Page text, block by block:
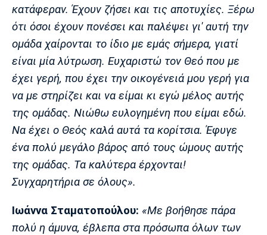
Πόρτο Μπενφίκα
κατάφεραν. Έχουν ζήσει και τις αποτυχίες. Ξέρω
ότι όσοι έχουν πονέσει και παλέψει γι' αυτή την
ομάδα χαίρονται το ίδιο με εμάς σήμερα, γιατί
είναι μία λύτρωση. Ευχαριστώ τον Θεό που με
έχει γερή, που έχει την οικογένειά μου γερή για
να με στηρίζει και να είμαι κι εγώ μέλος αυτής
της ομάδας. Νιώθω ευλογημένη που είμαι εδώ.
Να έχει ο Θεός καλά αυτά τα κορίτσια. Έφυγε
ένα πολύ μεγάλο βάρος από τους ώμους αυτής
της ομάδας. Τα καλύτερα έρχονται!
Συγχαρητήρια σε όλους».
Ιωάννα Σταματοπούλου: «Με βοήθησε πάρα
πολύ η άμυνα, έβλεπα στα πρόσωπα όλων των